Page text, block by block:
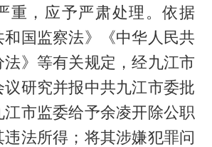
重，应予严肃处理。依据
和国监察法》《中华人民共
》等有关规定，经九江市
研究并报中共九江市委批
江市监委给予余凌开除公职
法所得；将其涉嫌犯罪问